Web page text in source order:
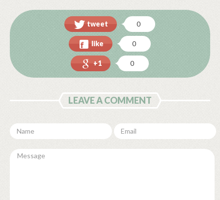
tweet 0
like 0
+1 0
LEAVE A COMMENT